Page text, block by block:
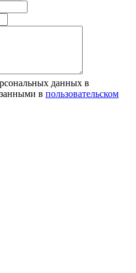
данных в
в пользовательском